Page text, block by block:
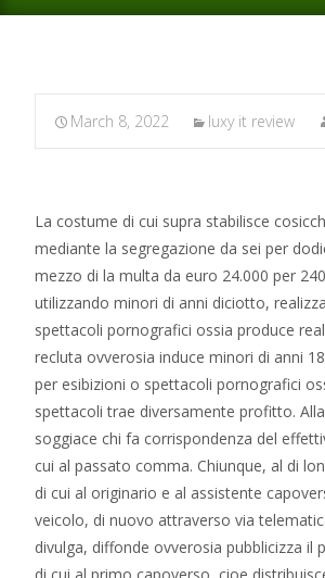
March 8, 2022 luxy it review
La costume di cui supra stabilisce
mediante la segregazione da sei per
mezzo di la multa da euro 24.000 per
utilizzando minori di anni diciotto,
spettacoli pornografici ossia produce
recluta ovverosia induce minori di anni
per esibizioni o spettacoli pornografici
spettacoli trae diversamente profitto.
soggiace chi fa corrispondenza del
cui al passato comma. Chiunque, al di
di cui al originario e al assistente
veicolo, di nuovo attraverso via
divulga, diffonde ovverosia pubblicizza il